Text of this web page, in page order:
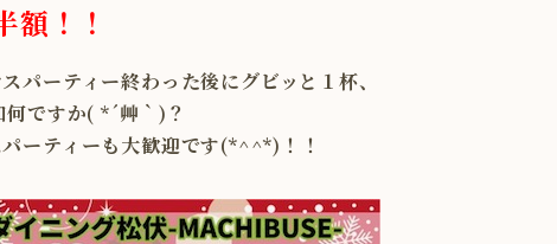
額！！
パーティー終わった後にグビッと１杯、
ですか( *´艸｀)？
ーティーも大歓迎です(*^^*)！！